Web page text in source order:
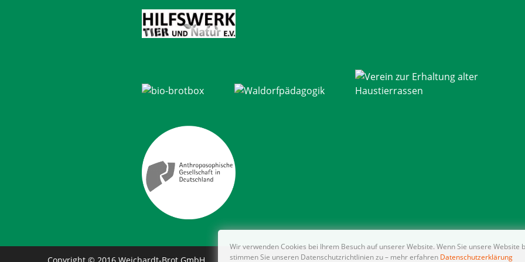
Copyright © 2016 Weichardt-Brot GmbH
Wir verwenden Cookies bei Ihrem Besuch auf unserer Website. Wenn Sie unsere Website
stimmen Sie unseren Datenschutzrichtlinien zu – mehr erfahren Datenschutzerklärung